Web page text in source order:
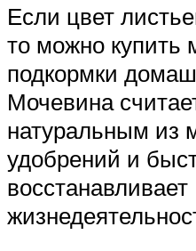
Если цвет
то можно купить
подкормки
Мочевина
натуральным из
удобрений и
восстанавливает